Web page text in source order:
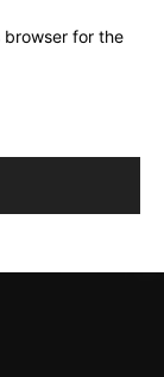
browser for the